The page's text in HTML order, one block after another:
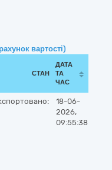
вартості)
СТАН
ДАТА
ТА
ЧАС
18-06-
2026,
09:55:38